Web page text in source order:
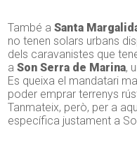
També aSanta
no tenen solars urbans
dels caravanistes que
aSon Serra de Marina,
Es queixa el mandatari
poder emprar terrenys
Tanmateix, però, per a
específica justament a